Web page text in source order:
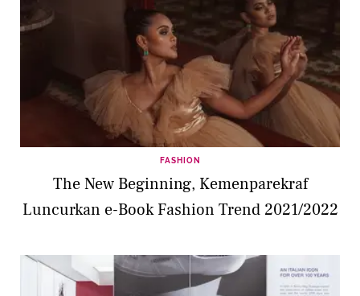
FASHION
The New Beginning, Kemenparekraf
Luncurkan e-Book Fashion Trend 2021/2022